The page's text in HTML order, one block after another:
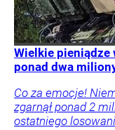
Wielkie pieniądze
ponad dwa
Co za emocje!
zgarnął ponad 2
ostatniego